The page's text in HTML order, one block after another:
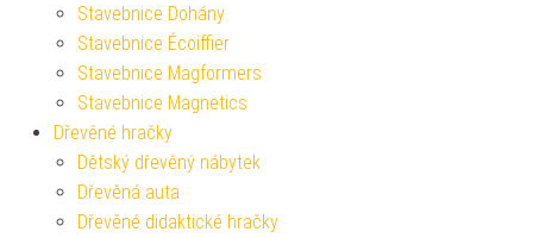
Stavebnice Dohány
Stavebnice Écoiffier
Stavebnice Magformers
Stavebnice Magnetics
Dřevěné hračky
Dětský dřevěný nábytek
Dřevěná auta
Dřevěné didaktické hračky